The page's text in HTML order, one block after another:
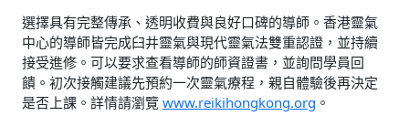
選擇具有完整傳承、透明收費與良好口碑的導師。香港靈氣
中心的導師皆完成臼井靈氣與現代靈氣法雙重認證，並持續
接受進修。可以要求查看導師的師資證書，並詢問學員回
饋。初次接觸建議先預約一次靈氣療程，親自體驗後再決定
是否上課。詳情請瀏覽 www.reikihongkong.org 。